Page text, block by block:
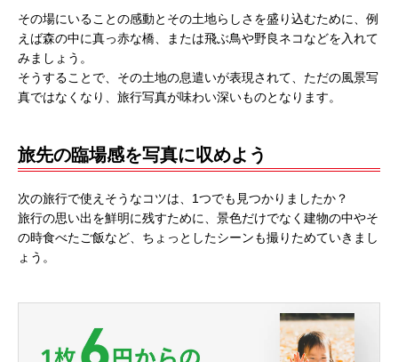
その場にいることの感動とその土地らしさを盛り込むために、例
えば森の中に真っ赤な橋、または飛ぶ鳥や野良ネコなどを入れて
みましょう。
そうすることで、その土地の息遣いが表現されて、ただの風景写
真ではなくなり、旅行写真が味わい深いものとなります。
旅先の臨場感を写真に収めよう
次の旅行で使えそうなコツは、1つでも見つかりましたか？
旅行の思い出を鮮明に残すために、景色だけでなく建物の中やそ
の時食べたご飯など、ちょっとしたシーンも撮りためていきまし
ょう。